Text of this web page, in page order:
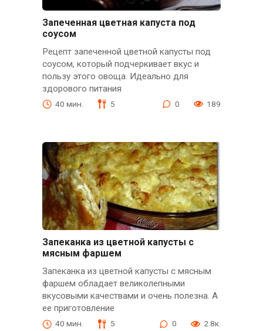
Запеченная цветная капуста под
соусом
Рецепт запеченной цветной капусты под
соусом, который подчеркивает вкус и
пользу этого овоща. Идеально для
здорового питания
40 мин. 5 0 189
Запеканка из цветной капусты с
мясным фаршем
Запеканка из цветной капусты с мясным
фаршем обладает великолепными
вкусовыми качествами и очень полезна. А
ее приготовление
40 мин. 5 0 2.8к.